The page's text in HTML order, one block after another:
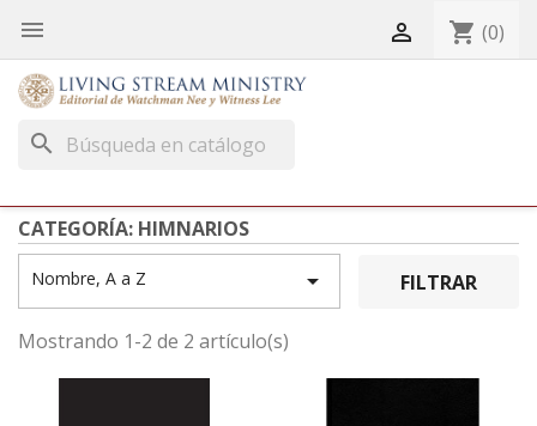
  shopping_cart (0)
search
CATEGORÍA: HIMNARIOS
Nombre, A a Z  FILTRAR
Mostrando 1-2 de 2 artículo(s)